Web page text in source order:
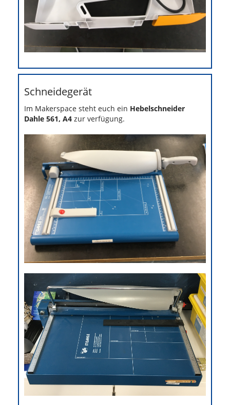
Schneidegerät
Im Makerspace steht euch ein Hebelschneider
Dahle 561, A4 zur verfügung.